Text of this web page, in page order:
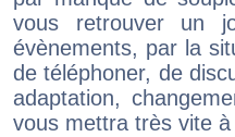
vous retrouver un
évènements, par la
de téléphoner, de
adaptation,
vous mettra très vite